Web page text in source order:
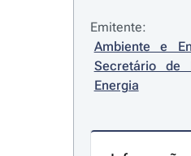
Emitente:
Ambiente e
Secretário de
Energia